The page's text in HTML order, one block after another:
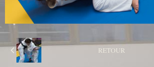
RETOUR